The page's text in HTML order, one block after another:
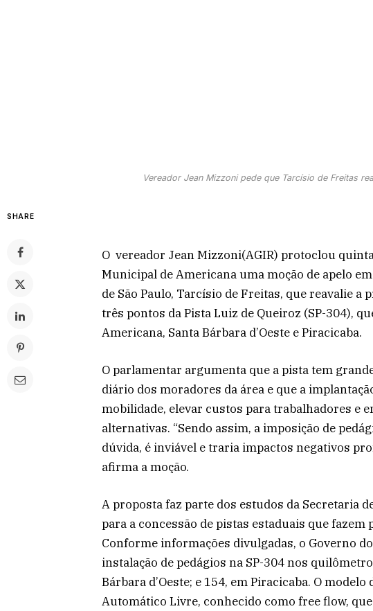
Vereador Jean Mizzoni pede que Tarcísio de Freitas
SHARE
O vereador Jean Mizzoni(AGIR) protoclou
Municipal de Americana uma moção de apelo
de São Paulo, Tarcísio de Freitas, que reavalie a
três pontos da Pista Luiz de Queiroz (SP-304),
Americana, Santa Bárbara d’Oeste e Piracicaba.
O parlamentar argumenta que a pista tem
diário dos moradores da área e que a
mobilidade, elevar custos para trabalhadores e
alternativas. “Sendo assim, a imposição de
dúvida, é inviável e traria impactos negativos
afirma a moção.
A proposta faz parte dos estudos da Secretaria
para a concessão de pistas estaduais que fazem
Conforme informações divulgadas, o Governo
instalação de pedágios na SP-304 nos
Bárbara d’Oeste; e 154, em Piracicaba. O
Automático Livre, conhecido como free flow,